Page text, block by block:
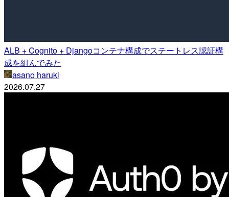
ALB + Cognito + Djangoコンテナ構成でステートレス認証構
成を組んでみた
asano haruki
2026.07.27